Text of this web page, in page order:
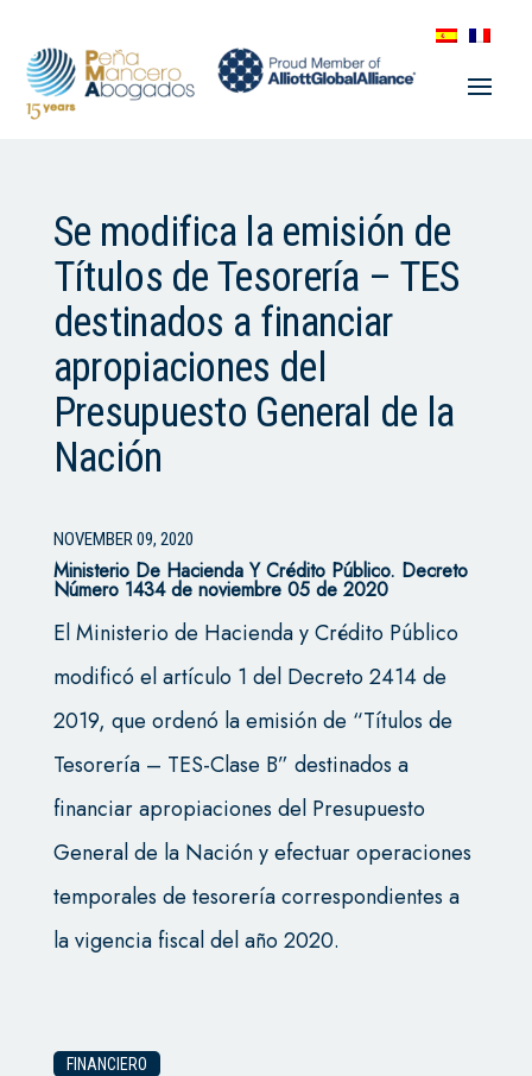
Se modifica la emisión de
Títulos de Tesorería – TES
destinados a financiar
apropiaciones del
Presupuesto General de la
Nación
NOVEMBER 09, 2020
Ministerio De Hacienda Y Crédito Público. Decreto
Número 1434 de noviembre 05 de 2020
El Ministerio de Hacienda y Crédito Público
modificó el artículo 1 del Decreto 2414 de
2019, que ordenó la emisión de “Títulos de
Tesorería – TES-Clase B” destinados a
financiar apropiaciones del Presupuesto
General de la Nación y efectuar operaciones
temporales de tesorería correspondientes a
la vigencia fiscal del año 2020.
FINANCIERO